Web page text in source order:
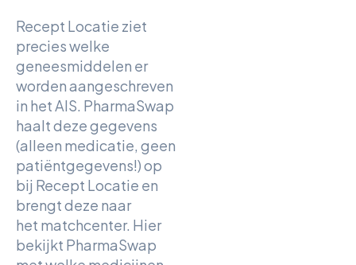
Recept Locatie ziet
precies welke
geneesmiddelen er
worden aangeschreven
in het AIS. PharmaSwap
haalt deze gegevens
(alleen medicatie, geen
patiëntgegevens!) op
bij Recept Locatie en
brengt deze naar
het matchcenter. Hier
bekijkt PharmaSwap